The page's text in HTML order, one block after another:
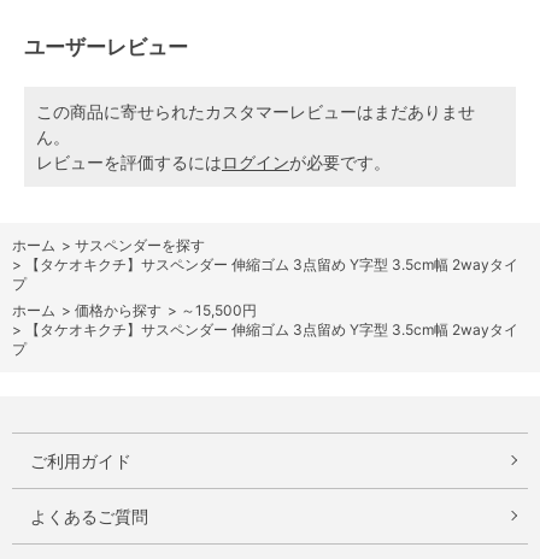
ユーザーレビュー
この商品に寄せられたカスタマーレビューはまだありませ
ん。
レビューを評価するにはログインが必要です。
ホーム > サスペンダーを探す
>
【タケオキクチ】サスペンダー 伸縮ゴム 3点留め Y字型 3.5cm幅 2wayタイ
プ
ホーム > 価格から探す > ～15,500円
>
【タケオキクチ】サスペンダー 伸縮ゴム 3点留め Y字型 3.5cm幅 2wayタイ
プ
ご利用ガイド
よくあるご質問